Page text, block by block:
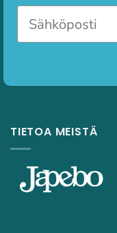
TIETOA MEISTÄ